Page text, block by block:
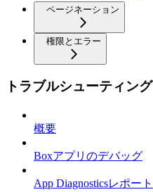
ページネーション
権限とエラー
トラブルシューティング
概要
Boxアプリのデバッグ
App Diagnosticsレポート